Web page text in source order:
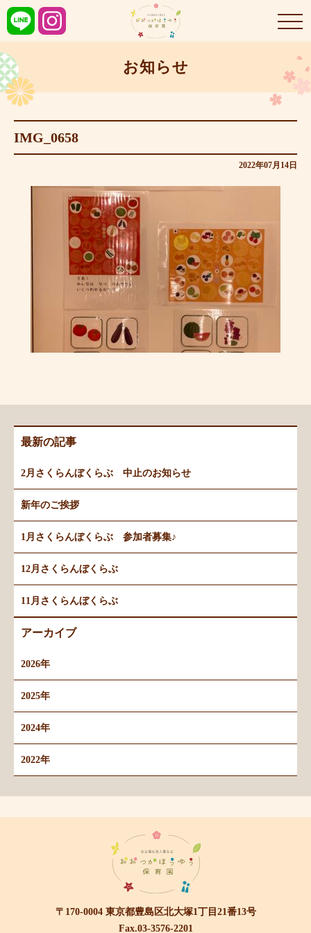
お知らせ
IMG_0658
2022年07月14日
最新の記事
2月さくらんぼくらぶ 中止のお知らせ
新年のご挨拶
1月さくらんぼくらぶ 参加者募集♪
12月さくらんぼくらぶ
11月さくらんぼくらぶ
アーカイブ
2026年
2025年
2024年
2022年
〒170-0004 東京都豊島区北大塚1丁目21番13号
Fax.03-3576-2201